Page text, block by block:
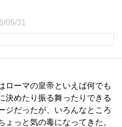
05/31
ローマの皇帝といえば何でも
決めたり振る舞ったりできる
ジだったが、いろんなところ
ょっと気の毒になってきた。